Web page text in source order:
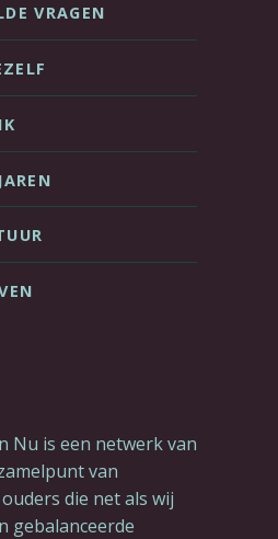
VRAGEN
Nu is een netwerk van
van
die net als wij
gebalanceerde